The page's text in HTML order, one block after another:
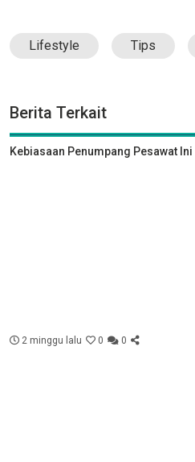
Lifestyle Tips
Berita Terkait
Kebiasaan Penumpang Pesawat
2 minggu lalu 0 0